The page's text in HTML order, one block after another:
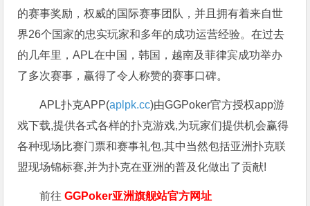
的赛事奖励，权威的国际赛事团队，并且拥有着来自世
界26个国家的忠实玩家和多年的成功运营经验。在过去
的几年里，APL在中国，韩国，越南及菲律宾成功举办
了多次赛事，赢得了令人称赞的赛事口碑。
APL扑克APP(aplpk.cc)由GGPoker官方授权app游
戏下载,提供各式各样的扑克游戏,为玩家们提供机会赢得
各种现场比赛门票和赛事礼包,其中当然包括亚洲扑克联
盟现场锦标赛,并为扑克在亚洲的普及化做出了贡献!
前往GGPoker亚洲旗舰站官方网址